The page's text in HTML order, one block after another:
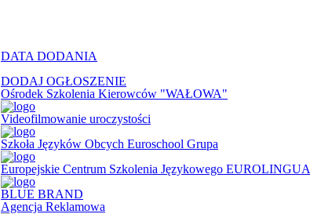
DATA DODANIA
DODAJ OGŁOSZENIE
Ośrodek Szkolenia Kierowców "WAŁOWA"
Videofilmowanie uroczystości
Szkoła Języków Obcych Euroschool Grupa
Europejskie Centrum Szkolenia Językowego EUROLINGUA
BLUE BRAND
Agencja Reklamowa